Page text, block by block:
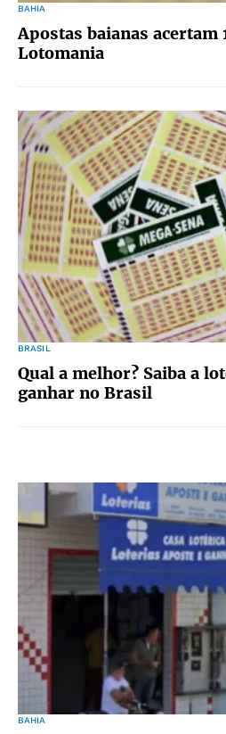
BAHIA
Apostas baianas acertam
Lotomania
BRASIL
Qual a melhor? Saiba a
ganhar no Brasil
BAHIA